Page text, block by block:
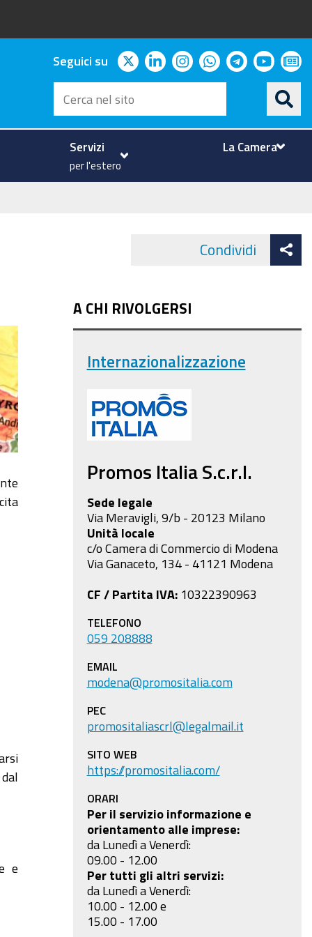
Seguici su twitterlinkedininstagram
whatsapp
telegram
Cerca
nel
sito
Servizi
per l'estero
La Camera
e
Condividi
A CHI RIVOLGERSI
Internazionalizzazione
Promos Italia S.c.r.l.
Sede legale
Via Meravigli, 9/b - 20123 Milano
Unità locale
c/o Camera di Commercio di Modena
Via Ganaceto, 134 - 41121 Modena
CF / Partita IVA:10322390963
TELEFONO
059 208888
EMAIL
modena@promositalia.com
PEC
promositaliascrl@legalmail.it
SITO WEB
https://promositalia.com/
ORARI
Per il servizio informazione e
orientamento alle imprese:
da Lunedì a Venerdì:
09.00 - 12.00
Per tutti gli altri servizi:
da Lunedì a Venerdì:
10.00 - 12.00 e
15.00 - 17.00